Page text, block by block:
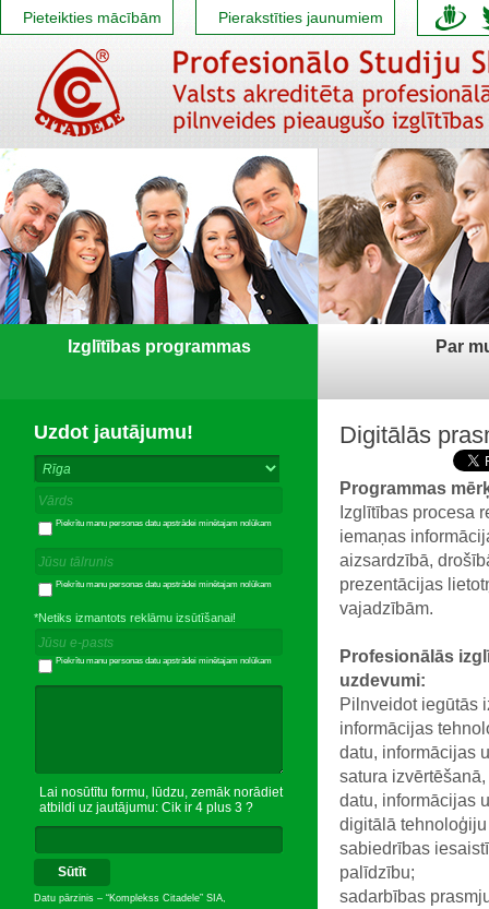
Pieteikties mācībām Pierakstīties jaunumiem
Izglītības programmas Par
Uzdot jautājumu!
Piekrītu manu personas datu apstrādei minētajam nolūkam
Piekrītu manu personas datu apstrādei minētajam nolūkam
*Netiks izmantots reklāmu izsūtīšanai!
Piekrītu manu personas datu apstrādei minētajam nolūkam
Lai nosūtītu formu, lūdzu, zemāk norādiet
atbildi uz jautājumu: Cik ir 4 plus 3 ?
Sūtīt
Datu pārzinis – “Komplekss Citadele” SIA,
Digitālās
Programmas
Izglītības procesa
iemaņas
aizsardzībā,
prezentācijas
vajadzībām.
Profesionālās
uzdevumi:
Pilnveidot iegūtās
informācijas
datu, informācijas
satura izvērtēšanā,
datu, informācijas
digitālā
sabiedrības
palīdzību;
sadarbības